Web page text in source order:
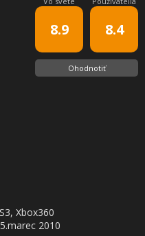
8.9 8.4
Ohodnotiť
Xbox360
5.marec 2010